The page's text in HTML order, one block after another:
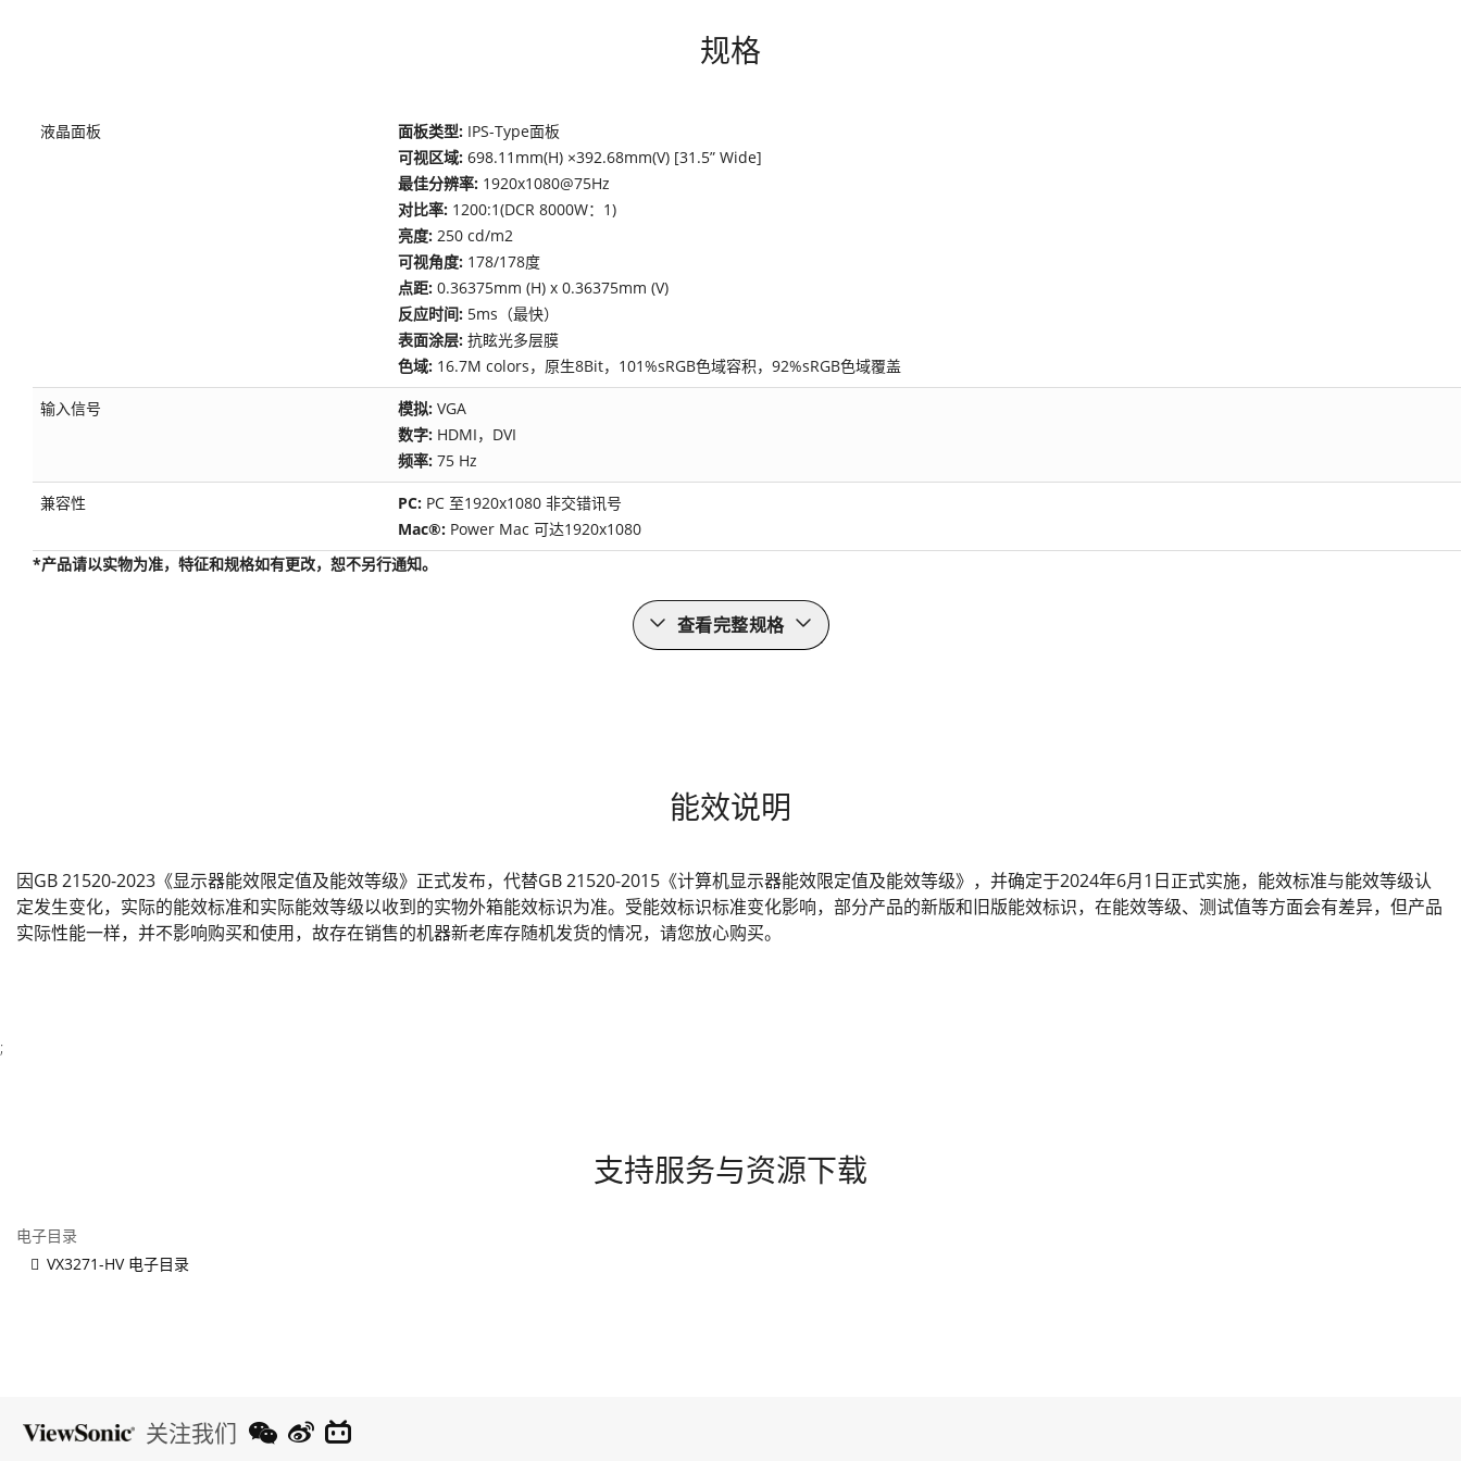
规格
液晶面板 面板类型: IPS-Type面板
可视区域: 698.11mm(H) ×392.68mm(V) [31.5” Wide]
最佳分辨率: 1920x1080@75Hz
对比率: 1200:1(DCR 8000W：1)
亮度: 250 cd/m2
可视角度: 178/178度
点距: 0.36375mm (H) x 0.36375mm (V)
反应时间: 5ms（最快）
表面涂层: 抗眩光多层膜
色域: 16.7M colors，原生8Bit，101%sRGB色域容积，92%sRGB色域覆盖
输入信号 模拟: VGA
数字: HDMI，DVI
频率: 75 Hz
兼容性 PC: PC 至1920x1080 非交错讯号
Mac®: Power Mac 可达1920x1080
*产品请以实物为准，特征和规格如有更改，恕不另行通知。
查看完整规格
能效说明
因GB 21520-2023《显示器能效限定值及能效等级》正式发布，代替GB 21520-2015《计算机显示器能效限定值及能效等级》，并确定于2024年6月1日正式实施，能效标准与能效等级认
定发生变化，实际的能效标准和实际能效等级以收到的实物外箱能效标识为准。受能效标识标准变化影响，部分产品的新版和旧版能效标识，在能效等级、测试值等方面会有差异，但产品
实际性能一样，并不影响购买和使用，故存在销售的机器新老库存随机发货的情况，请您放心购买。
;
支持服务与资源下载
电子目录
VX3271-HV 电子目录
关注我们